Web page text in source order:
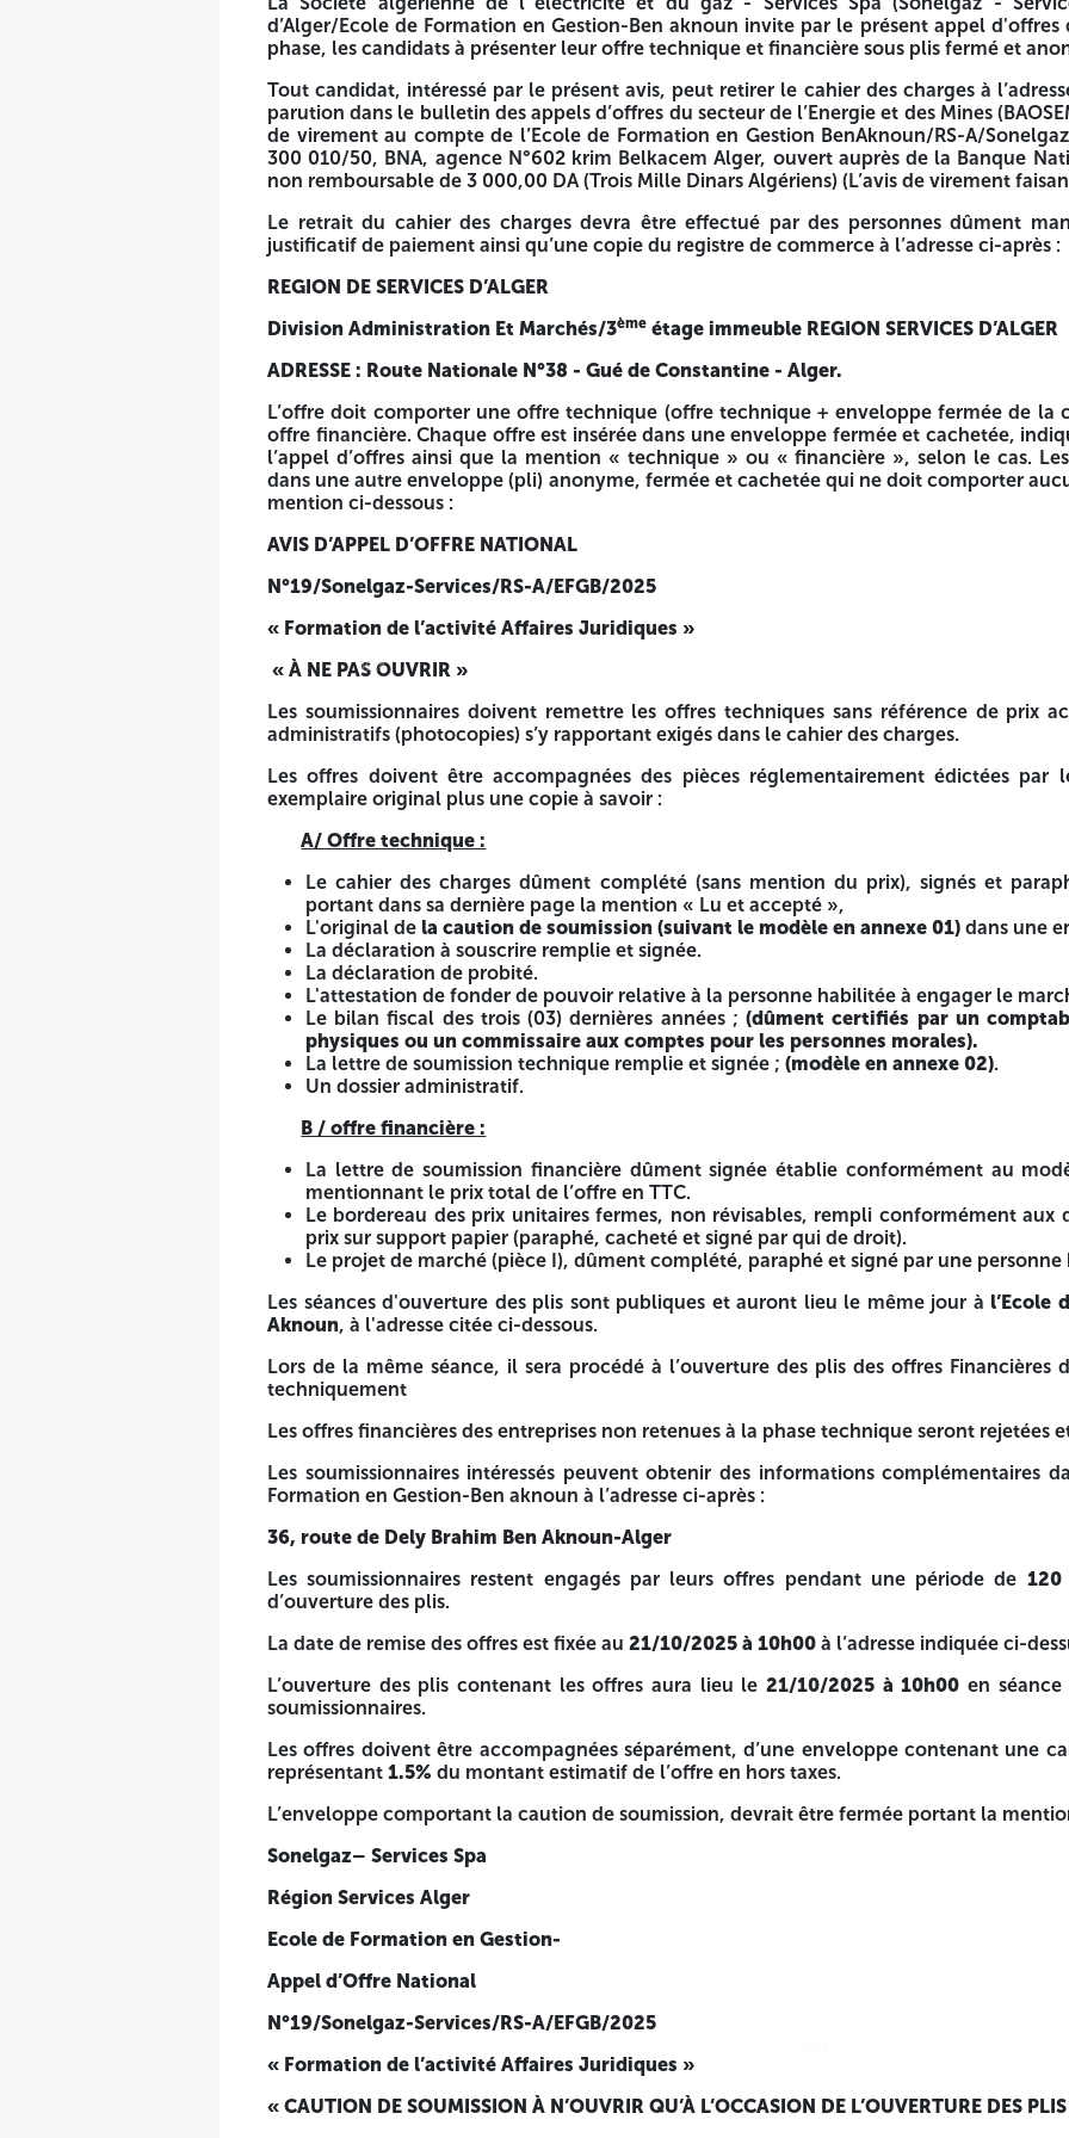
4514
N°19/Sonelgaz-Services/RS-A/EFGB/2025
La Société algérienne de l’’électricité et du gaz - Services Spa (Sonelgaz - Services Spa), Région de Services d'Alger-
d’appel d'offres ouvert à la concurrence Nationale, ayant pour objet :
Formation de l’activité Affaires Juridiques
La Société algérienne de l’’électricité et du gaz - Services Spa (Sonelgaz - Services Spa), Région de Services
présent appel d'offres qui se déroulera en une seule phase, les candidats à présenter leur offre technique et financière
Tout candidat, intéressé par le présent avis, peut retirer le cahier des charges à l’adresse, indiquée ci-dessous, dès
l’Energie et des Mines (BAOSEM), sous présentation de l’avis de virement au compte de l’Ecole de Formation en
300 010/50, BNA, agence N°602 krim Belkacem Alger, ouvert auprès de la Banque Nationale d’Algérie.d’un
Le retrait du cahier des charges devra être effectué par des personnes dûment mandatées sous présentation
commerce à l’adresse ci-après :
REGION DE SERVICES D’ALGER
Division Administration Et Marchés/3èmeétage immeuble REGION SERVICES D’ALGER
ADRESSE : Route Nationale N°38 - Gué de Constantine - Alger.
L’offre doit comporter une offre technique (offre technique + enveloppe fermée de la caution de soumission) et une
fermée et cachetée, indiquant la référence et l’objet de l’appel d’offres ainsi que la mention « technique » ou «
une autre enveloppe (pli) anonyme, fermée et cachetée qui ne doit comporter aucun signe distinctif autre que la
AVIS D’APPEL D’OFFRE NATIONAL
« Formation de l’activité Affaires Juridiques »
Les soumissionnaires doivent remettre les offres techniques sans référence de prix accompagnées des
Les offres doivent être accompagnées des pièces réglementairement édictées par le cahier des charges, en un
Le cahier des charges dûment complété (sans mention du prix), signés et paraphés aux bas de chaque page
la caution de soumission (suivant le modèle en annexe 01)dans une enveloppe ferméeséparée ;
La déclaration à souscrire remplie et signée.
L'attestation de fonder de pouvoir relative à la personne habilitée à engager le marché.
Le bilan fiscal des trois (03) dernières années ;
La lettre de soumission technique remplie et signée ;(modèle en annexe 02).
La lettre de soumission financière dûment signée établie conformément au modèle du cahier des charges en
Le bordereau des prix unitaires fermes, non révisables, rempli conformément aux dispositions du bordereau des
Le projet de marché (pièce I), dûment complété, paraphé et signé par une personne habilitée.
Les séances d'ouverture des plis sont publiques et auront lieu le même jour à
Lors de la même séance, il sera procédé à l’ouverture des plis des offres Financières des soumissionnaires retenues
Les offres financières des entreprises non retenues à la phase technique seront rejetées et restituées séance tenante.
Les soumissionnaires intéressés peuvent obtenir des informations complémentaires dans les bureaux de l’Ecole de
36, route de Dely Brahim Ben Aknoun-Alger
Les soumissionnaires restent engagés par leurs offres pendant une période de
La date de remise des offres est fixée au 21/10/2025 à 10h00 à l’adresse indiquée ci-dessus.
L’ouverture des plis contenant les offres aura lieu le21/10/2025 à 10h00en séance publique et en présence des
« CAUTION DE SOUMISSION À N’OUVRIR QU’À L’OCCASION DE L’OUVERTURE DES PLIS FINANCIERS »
4514
d’Alger/Ecole de Formation en Gestion-Ben aknoun invite par le présent appel
phase, les candidats à présenter leur offre technique et financière sous plis fermé et
Tout candidat, intéressé par le présent avis, peut retirer le cahier des charges à
parution dans le bulletin des appels d’offres du secteur de l’Energie et des Mines
de virement au compte de l’Ecole de Formation en Gestion BenAknoun/RS-A/
300 010/50, BNA, agence N°602 krim Belkacem Alger, ouvert auprès de la Banque
non remboursable de 3 000,00 DA (Trois Mille Dinars Algériens) (L’avis de virement
Le retrait du cahier des charges devra être effectué par des personnes dûment
justificatif de paiement ainsi qu’une copie du registre de commerce à l’adresse ci-après :
REGION DE SERVICES D’ALGER
Division Administration Et Marchés/3ème étage immeuble REGION SERVICES D’ALGER
ADRESSE : Route Nationale N°38 - Gué de Constantine - Alger.
L’offre doit comporter une offre technique (offre technique + enveloppe fermée de la
offre financière. Chaque offre est insérée dans une enveloppe fermée et cachetée,
l’appel d’offres ainsi que la mention « technique » ou « financière », selon le cas.
dans une autre enveloppe (pli) anonyme, fermée et cachetée qui ne doit comporter
mention ci-dessous :
AVIS D’APPEL D’OFFRE NATIONAL
N°19/Sonelgaz-Services/RS-A/EFGB/2025
« Formation de l’activité Affaires Juridiques »
« À NE PAS OUVRIR »
Les soumissionnaires doivent remettre les offres techniques sans référence de prix
administratifs (photocopies) s’y rapportant exigés dans le cahier des charges.
Les offres doivent être accompagnées des pièces réglementairement édictées par
exemplaire original plus une copie à savoir :
A/ Offre technique :
Le cahier des charges dûment complété (sans mention du prix), signés et
portant dans sa dernière page la mention « Lu et accepté »,
L'original de la caution de soumission (suivant le modèle en annexe 01) dans une
La déclaration à souscrire remplie et signée.
La déclaration de probité.
L'attestation de fonder de pouvoir relative à la personne habilitée à engager le
Le bilan fiscal des trois (03) dernières années ;(dûment certifiés par un
physiques ou un commissaire aux comptes pour les personnes morales).
La lettre de soumission technique remplie et signée ; (modèle en annexe 02).
Un dossier administratif.
B / offre financière :
La lettre de soumission financière dûment signée établie conformément au
mentionnant le prix total de l’offre en TTC.
Le bordereau des prix unitaires fermes, non révisables, rempli conformément aux
prix sur support papier (paraphé, cacheté et signé par qui de droit).
Le projet de marché (pièce I), dûment complété, paraphé et signé par une personne
Les séances d'ouverture des plis sont publiques et auront lieu le même jour à l’Ecole
Aknoun, à l'adresse citée ci-dessous.
Lors de la même séance, il sera procédé à l’ouverture des plis des offres Financières
techniquement
Les offres financières des entreprises non retenues à la phase technique seront rejetées
Les soumissionnaires intéressés peuvent obtenir des informations complémentaires
Formation en Gestion-Ben aknoun à l’adresse ci-après :
36, route de Dely Brahim Ben Aknoun-Alger
Les soumissionnaires restent engagés par leurs offres pendant une période de 120
d’ouverture des plis.
La date de remise des offres est fixée au 21/10/2025 à 10h00 à l’adresse indiquée ci-
L’ouverture des plis contenant les offres aura lieu le 21/10/2025 à 10h00 en
soumissionnaires.
Les offres doivent être accompagnées séparément, d’une enveloppe contenant une
représentant 1.5% du montant estimatif de l’offre en hors taxes.
L’enveloppe comportant la caution de soumission, devrait être fermée portant la
Sonelgaz– Services Spa
Région Services Alger
Ecole de Formation en Gestion-
Appel d’Offre National
N°19/Sonelgaz-Services/RS-A/EFGB/2025
« Formation de l’activité Affaires Juridiques »
« CAUTION DE SOUMISSION À N’OUVRIR QU’À L’OCCASION DE L’OUVERTURE DES